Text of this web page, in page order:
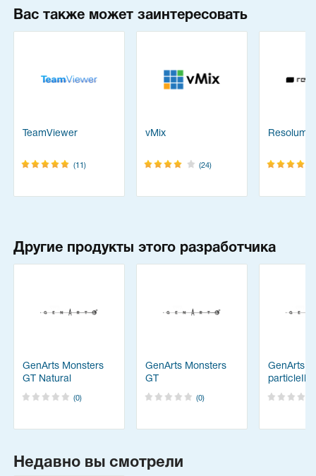
Вас также может заинтересовать
TeamViewer
(11)
vMix
(24)
Resolume
Другие продукты этого разработчика
GenArts Monsters
GT Natural
Phenomena Theme
(0)
GenArts Monsters
GT
(0)
GenArts
Недавно вы смотрели